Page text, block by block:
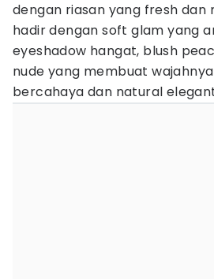
dengan riasan yang fresh dan
hadir dengan soft glam yang
eyeshadow hangat, blush
nude yang membuat
bercahaya dan natural